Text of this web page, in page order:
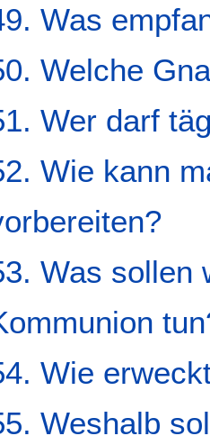
Was
Welche
Wer darf
Wie kann
Was sollen
Wie
Weshalb